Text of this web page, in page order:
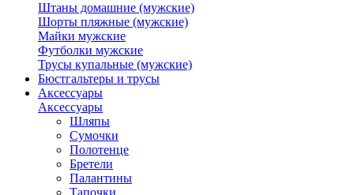
Штаны домашние (мужские)
Шорты пляжные (мужские)
Майки мужские
Футболки мужские
Трусы купальные (мужские)
Бюстгальтеры и трусы
Аксессуары
Аксессуары
Шляпы
Сумочки
Полотенце
Бретели
Палантины
Тапочки